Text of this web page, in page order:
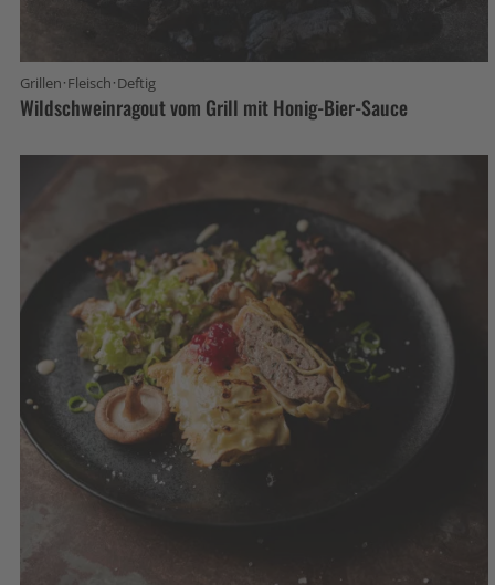
Grillen·Fleisch·Deftig
Wildschweinragout vom Grill mit Honig-Bier-Sauce